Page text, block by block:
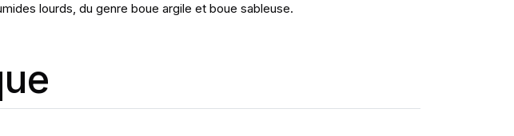
lourds, du genre boue argile et boue sableuse.